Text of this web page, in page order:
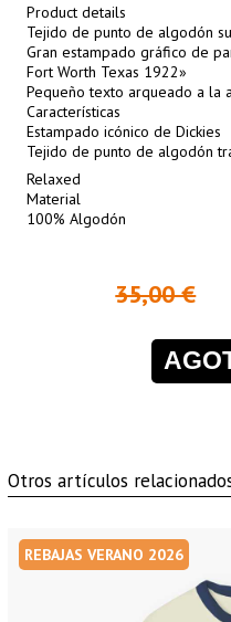
Product details
Tejido de punto de algodón
Gran estampado gráfico de
Fort Worth Texas 1922»
Pequeño texto arqueado a la
Características
Estampado icónico de Dickies
Tejido de punto de algodón
Relaxed
Material
100% Algodón
35,00 €
Otros artículos
REBAJAS VERANO 2026